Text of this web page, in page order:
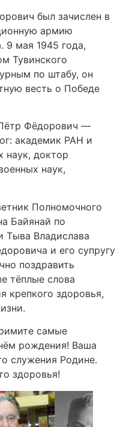
был зачислен в
армию
9 мая 1945 года,
Тувинского
по штабу, он
весть о Победе
Фёдорович —
академик РАН и
наук, доктор
наук,
Полномочного
Байянай по
Тыва Владислава
и его супругу
поздравить
тёплые слова
крепкого здоровья,
самые
рождения! Ваша
служения Родине.
здоровья!